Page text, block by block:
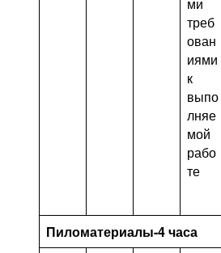
треб
ован
иями
к
выпо
лняе
мой
рабо
те
Пиломатериалы-4 часа